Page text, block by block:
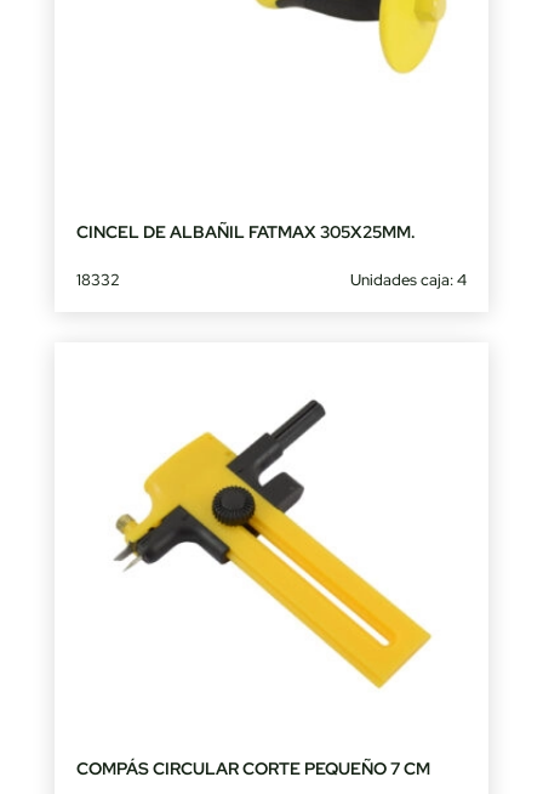
CINCEL DE ALBAÑIL FATMAX 305X25MM.
18332 Unidades caja: 4
COMPÁS CIRCULAR CORTE PEQUEÑO 7 CM